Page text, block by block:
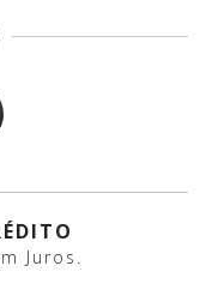
Juros.